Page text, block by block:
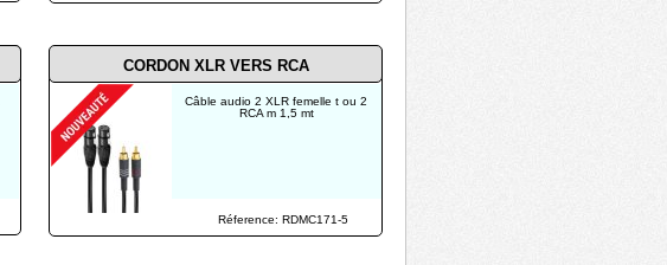
Réference: RDMC171-5
Câble audio 2 XLR femelle t ou 2
RCA m 1,5 mt
CORDON XLR VERS RCA